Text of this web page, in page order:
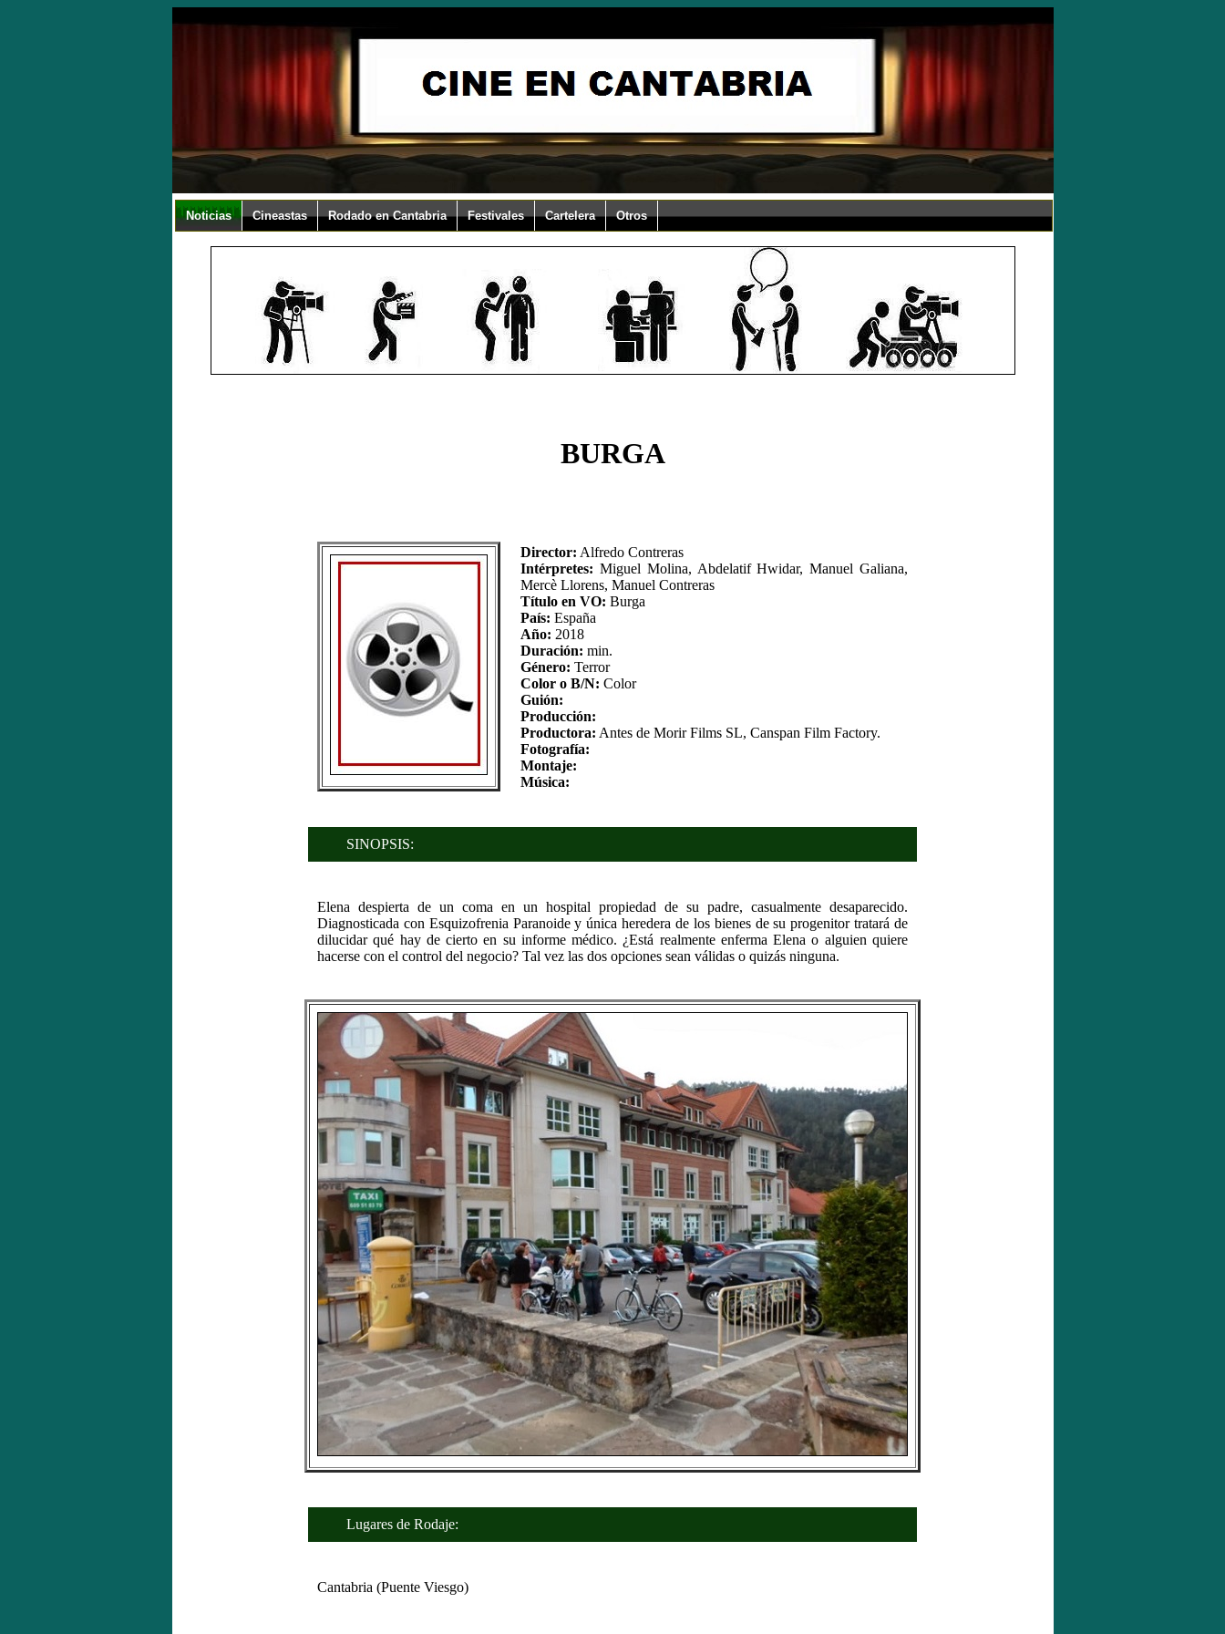
Noticias Cineastas Rodado en Cantabria Festivales Cartelera Otros
BURGA
Director: Alfredo Contreras
Intérpretes: Miguel Molina, Abdelatif Hwidar, Manuel Galiana,
Mercè Llorens, Manuel Contreras
Título en VO: Burga
País: España
Año: 2018
Duración: min.
Género: Terror
Color o B/N: Color
Guión:
Producción:
Productora: Antes de Morir Films SL, Canspan Film Factory.
Fotografía:
Montaje:
Música:
SINOPSIS:
Elena despierta de un coma en un hospital propiedad de su padre, casualmente desaparecido.
Diagnosticada con Esquizofrenia Paranoide y única heredera de los bienes de su progenitor tratará de
dilucidar qué hay de cierto en su informe médico. ¿Está realmente enferma Elena o alguien quiere
hacerse con el control del negocio? Tal vez las dos opciones sean válidas o quizás ninguna.
Lugares de Rodaje:
Cantabria (Puente Viesgo)